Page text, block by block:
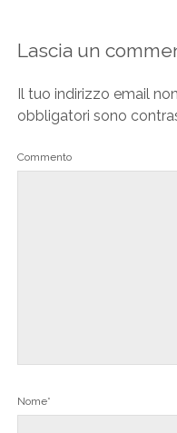
Lascia un
Il tuo indirizzo email
obbligatori sono
Commento
Nome*